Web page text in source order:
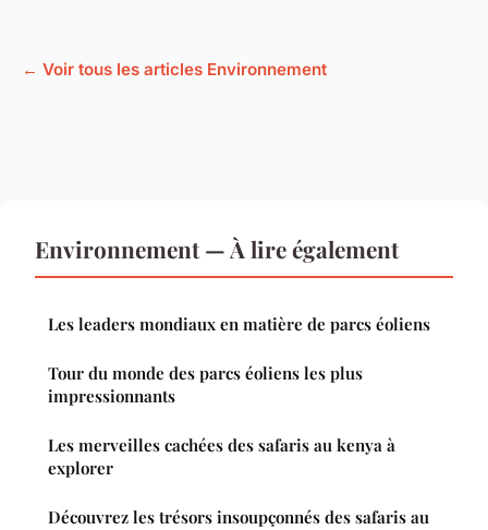
← Voir tous les articles Environnement
Environnement — À lire également
Les leaders mondiaux en matière de parcs éoliens
Tour du monde des parcs éoliens les plus
impressionnants
Les merveilles cachées des safaris au kenya à
explorer
Découvrez les trésors insoupçonnés des safaris au